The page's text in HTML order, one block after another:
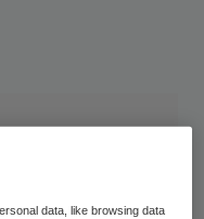
data, like browsing data